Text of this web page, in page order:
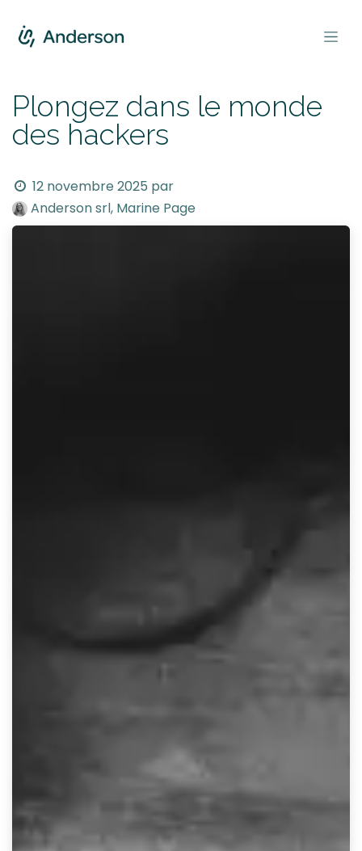
Plongez dans le monde
des hackers
12 novembre 2025 par
Anderson srl, Marine Page